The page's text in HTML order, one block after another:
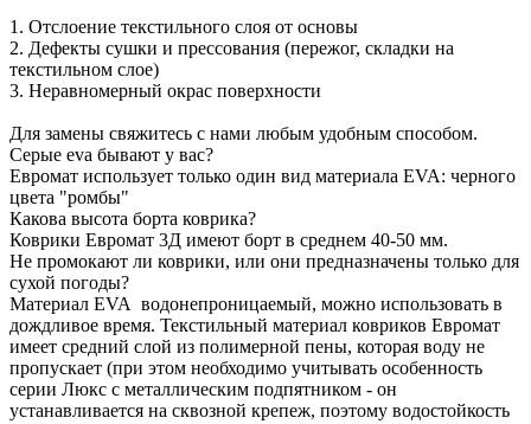
1. Отслоение текстильного слоя от основы
2. Дефекты сушки и прессования (пережог, складки на
текстильном слое)
3. Неравномерный окрас поверхности
Для замены свяжитесь с нами любым удобным способом.
Серые eva бывают у вас?
Евромат использует только один вид материала EVA: черного
цвета "ромбы"
Какова высота борта коврика?
Коврики Евромат 3Д имеют борт в среднем 40-50 мм.
Не промокают ли коврики, или они предназначены только для
сухой погоды?
Материал EVA водонепроницаемый, можно использовать в
дождливое время. Текстильный материал ковриков Евромат
имеет средний слой из полимерной пены, которая воду не
пропускает (при этом необходимо учитывать особенность
серии Люкс с металлическим подпятником - он
устанавливается на сквозной крепеж, поэтому водостойкость